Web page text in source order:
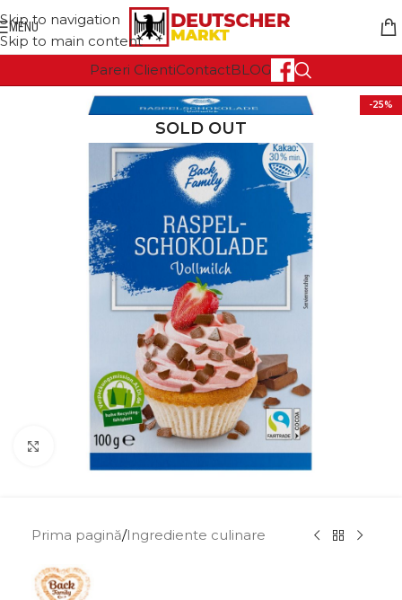
Skip to navigation
Skip to main content
MENU
Pareri ClientiContactBLOG
-25%
SOLD OUT
Click to enlarge
Prima pagină/Ingrediente culinare